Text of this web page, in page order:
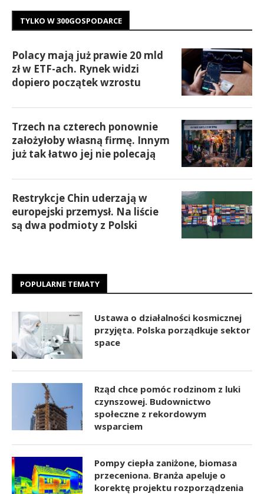
TYLKO W 300GOSPODARCE
Polacy mają już prawie 20 mld
zł w ETF-ach. Rynek widzi
dopiero początek wzrostu
Trzech na czterech ponownie
założyłoby własną firmę. Innym
już tak łatwo jej nie polecają
Restrykcje Chin uderzają w
europejski przemysł. Na liście
są dwa podmioty z Polski
POPULARNE TEMATY
Ustawa o działalności kosmicznej
przyjęta. Polska porządkuje sektor
space
Rząd chce pomóc rodzinom z luki
czynszowej. Budownictwo
społeczne z rekordowym
wsparciem
Pompy ciepła zaniżone, biomasa
przeceniona. Branża apeluje o
korektę projektu rozporządzenia